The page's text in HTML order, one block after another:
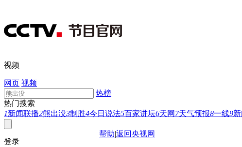
视频
网页 视频
热榜
热门搜索
1新闻联播2熊出没3制胜4今日说法5百家讲坛6天网 7天气预报8一线9
登录
帮助|返回央视网